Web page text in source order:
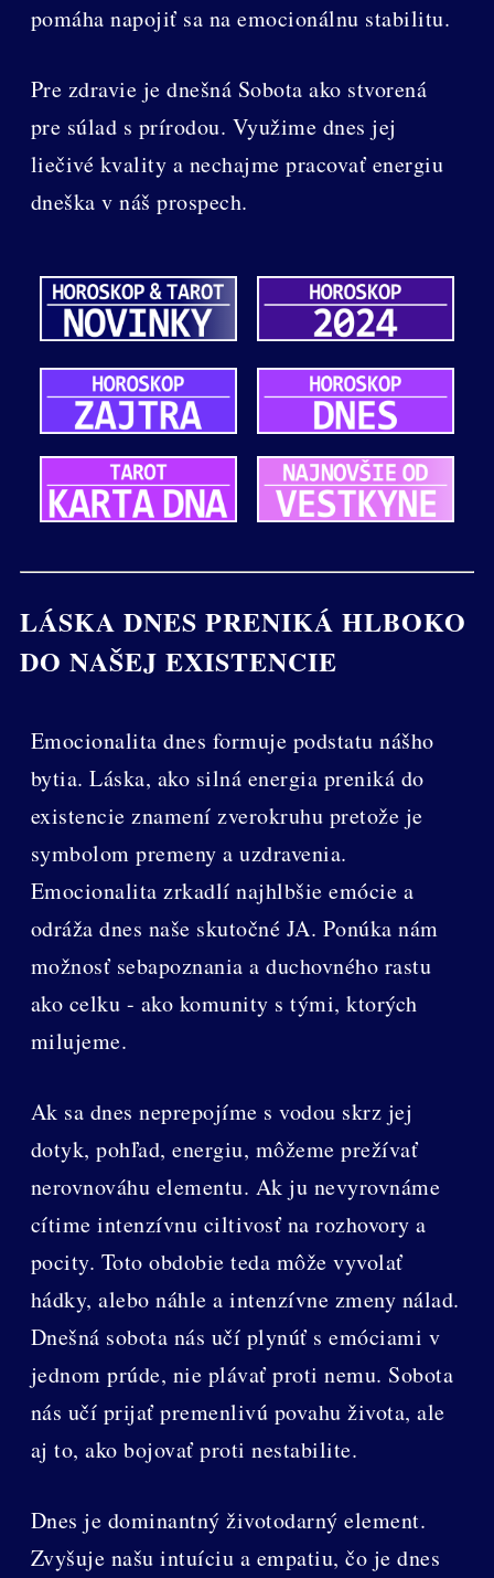
pomáha napojiť sa na emocionálnu stabilitu.
Pre zdravie je dnešná Sobota ako stvorená
pre súlad s prírodou. Využime dnes jej
liečivé kvality a nechajme pracovať energiu
dneška v náš prospech.
LÁSKA DNES PRENIKÁ HLBOKO
DO NAŠEJ EXISTENCIE
Emocionalita dnes formuje podstatu nášho
bytia. Láska, ako silná energia preniká do
existencie znamení zverokruhu pretože je
symbolom premeny a uzdravenia.
Emocionalita zrkadlí najhlbšie emócie a
odráža dnes naše skutočné JA. Ponúka nám
možnosť sebapoznania a duchovného rastu
ako celku - ako komunity s tými, ktorých
milujeme.
Ak sa dnes neprepojíme s vodou skrz jej
dotyk, pohľad, energiu, môžeme prežívať
nerovnováhu elementu. Ak ju nevyrovnáme
cítime intenzívnu ciltivosť na rozhovory a
pocity. Toto obdobie teda môže vyvolať
hádky, alebo náhle a intenzívne zmeny nálad.
Dnešná sobota nás učí plynúť s emóciami v
jednom prúde, nie plávať proti nemu. Sobota
nás učí prijať premenlivú povahu života, ale
aj to, ako bojovať proti nestabilite.
Dnes je dominantný životodarný element.
Zvyšuje našu intuíciu a empatiu, čo je dnes